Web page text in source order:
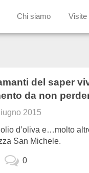
Chi siamo Visite
del saper
da non
2015
d’oliva e…molto
San Michele.
0